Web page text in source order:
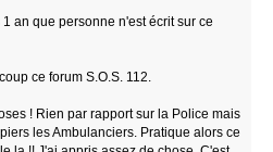
an que personne n'est écrit sur ce
ce forum S.O.S. 112.
! Rien par rapport sur la Police mais
les Ambulanciers. Pratique alors ce